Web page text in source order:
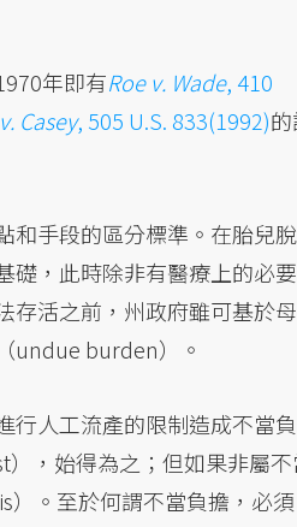
年即有Roe v. Wade, 410
Casey, 505 U.S. 833(1992)
和手段的區分標準。在胎兒脫
礎，此時除非有醫療上的必要
存活之前，州政府雖可基於母
undue burden）。
行人工流產的限制造成不當負
，始得為之；但如果非屬
）。至於何謂不當負擔，必須